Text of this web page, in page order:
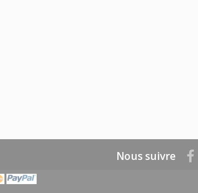
Nous suivre